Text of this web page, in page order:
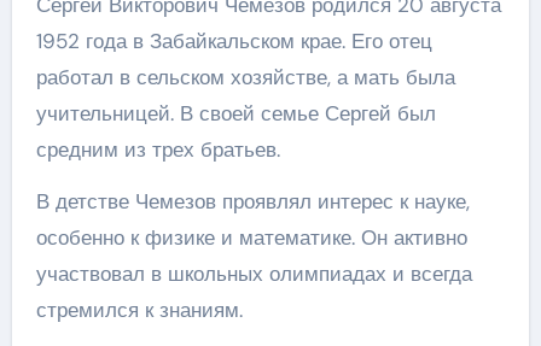
1952 года в Забайкальском крае. Его отец
работал в сельском хозяйстве, а мать была
учительницей. В своей семье Сергей был
средним из трех братьев.
В детстве Чемезов проявлял интерес к науке,
особенно к физике и математике. Он активно
участвовал в школьных олимпиадах и всегда
стремился к знаниям.